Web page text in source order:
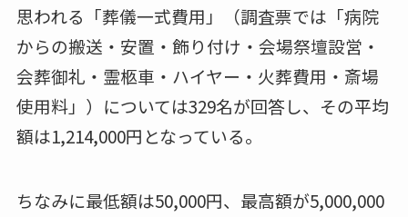
思われる「葬儀一式費用」（調査票では「病院
からの搬送・安置・飾り付け・会場祭壇設営・
会葬御礼・霊柩車・ハイヤー・火葬費用・斎場
使用料」）については329名が回答し、その平均
額は1,214,000円となっている。
ちなみに最低額は50,000円、最高額が5,000,000